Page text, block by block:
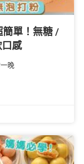
簡單！無糖 /
感
晚